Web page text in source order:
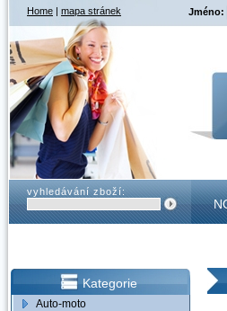
Home | mapa stránek Jméno:
vyhledávání zboží:
Kategorie
Auto-moto